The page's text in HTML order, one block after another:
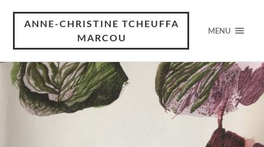
ANNE-CHRISTINE TCHEUFFA
MARCOU
MENU